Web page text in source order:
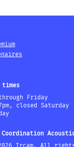
times
Friday
closed Saturday